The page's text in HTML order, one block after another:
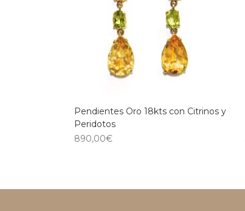
Pendientes Oro 18kts con Citrinos y
Peridotos
890,00€